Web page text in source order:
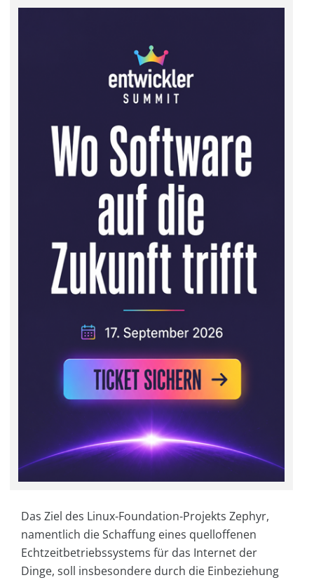
Das Ziel des Linux-Foundation-Projekts Zephyr,
namentlich die Schaffung eines quelloffenen
Echtzeitbetriebssystems für das Internet der
Dinge, soll insbesondere durch die Einbeziehung